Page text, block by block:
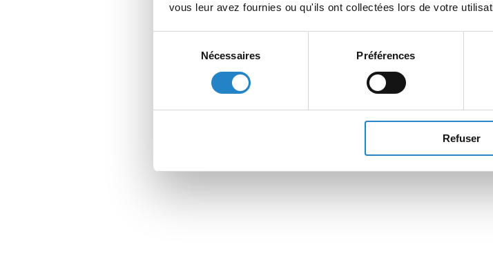
vous leur avez fournies ou qu'ils ont collectées lors de votre
consentement
Nécessaires Préférences
Refuser